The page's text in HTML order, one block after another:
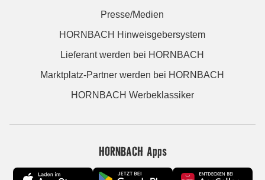
Presse/Medien
HORNBACH Hinweisgebersystem
Lieferant werden bei HORNBACH
Marktplatz-Partner werden bei HORNBACH
HORNBACH Werbeklassiker
HORNBACH Apps